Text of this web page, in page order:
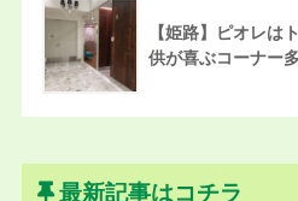
【姫路】ピオレ
供が喜ぶコーナー
最新記事はコチラ